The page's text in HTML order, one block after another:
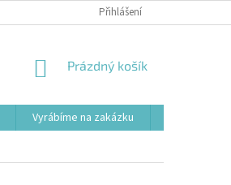
Přihlášení
NÁKUPNÍ
Prázdný košík
Vyrábíme na zakázku